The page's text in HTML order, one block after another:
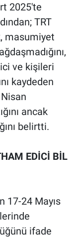
2025'te
TRT
masumiyet
ve kişileri
kaydeden
ancak
belirtti.
EDİCİ BİL
17-24 Mayıs
ifade